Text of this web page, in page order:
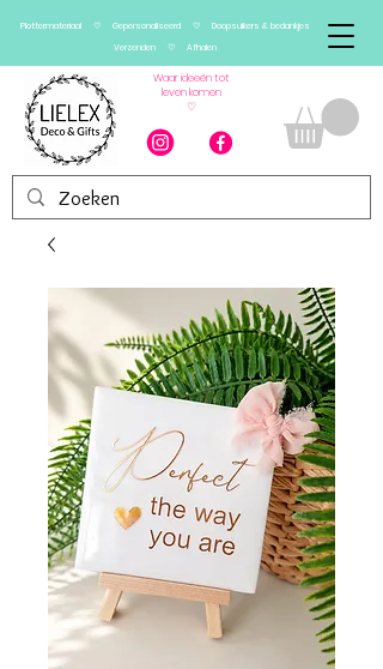
Plottermateriaal ♡ Gepersonaliseerd ♡ Doopsuikers & bedankjes
Verzenden ♡ Afhalen
Waar ideeën tot
leven komen
♡